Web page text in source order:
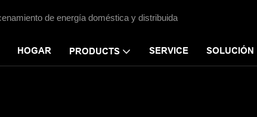
de energía doméstica y distribuida
HOGAR PRODUCTS SERVICE SOLUCIÓN